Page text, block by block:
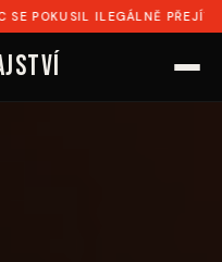
PŘEJÍT DO RUMUNSKA,